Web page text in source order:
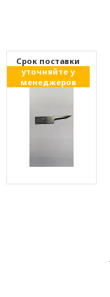
Cрок поставки
уточняйте у
менеджеров